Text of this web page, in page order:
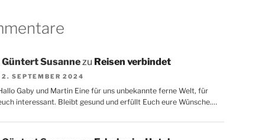
Güntert Susannezu Reisen verbindet
2. SEPTEMBER 2024
Gaby und Martin Eine für uns unbekannte ferne Welt, für
interessant. Bleibt gesund und erfüllt Euch eure Wünsche.…